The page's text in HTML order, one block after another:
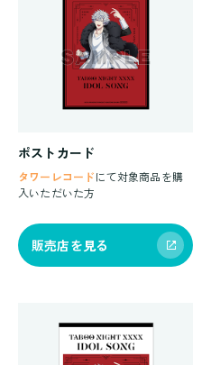
ポストカード
タワーレコード にて対象商品を購
入いただいた方
販売店を見る